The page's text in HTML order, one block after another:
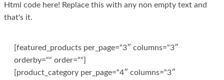
Html code here! Replace this with any non empty text and
that's it.
[featured_products per_page=“3″ columns=“3″
orderby=““ order=““]
[product_category per_page=“4″ columns=“3″